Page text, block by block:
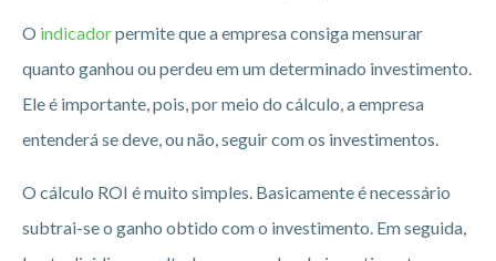
O indicadorpermite que a empresa consiga mensurar
quanto ganhou ou perdeu em um determinado investimento.
Ele é importante, pois, por meio do cálculo, a empresa
entenderá se deve, ou não, seguir com os investimentos.
O cálculo ROI é muito simples. Basicamente é necessário
subtrai-se o ganho obtido com o investimento. Em seguida,